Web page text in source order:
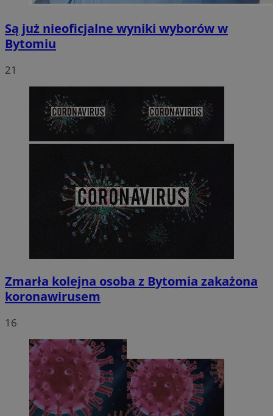
Są już nieoficjalne wyniki wyborów w
Bytomiu
21
Zmarła kolejna osoba z Bytomia zakażona
koronawirusem
16